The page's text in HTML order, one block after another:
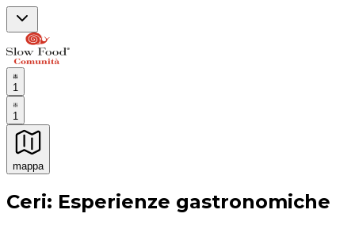
1
1
mappa
Esperienze culinarie indimenticabili: Esperienze
Ceri: Esperienze gastronomiche